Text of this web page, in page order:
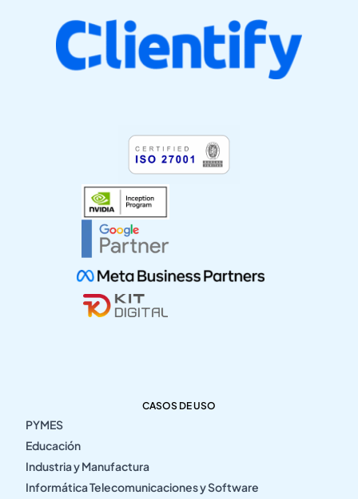
CASOS DE USO
PYMES
Educación
Industria y Manufactura
Informática Telecomunicaciones y Software